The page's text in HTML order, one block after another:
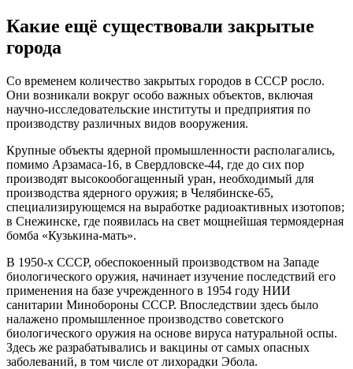
Какие ещё существовали закрытые
города
Со временем количество закрытых городов в СССР росло.
Они возникали вокруг особо важных объектов, включая
научно-исследовательские институты и предприятия по
производству различных видов вооружения.
Крупные объекты ядерной промышленности располагались,
помимо Арзамаса-16, в Свердловске-44, где до сих пор
производят высокообогащенный уран, необходимый для
производства ядерного оружия; в Челябинске-65,
специализирующемся на выработке радиоактивных изотопов;
в Снежинске, где появилась на свет мощнейшая термоядерная
бомба «Кузькина-мать».
В 1950-х СССР, обеспокоенный производством на Западе
биологического оружия, начинает изучение последствий его
применения на базе учрежденного в 1954 году НИИ
санитарии Минобороны СССР. Впоследствии здесь было
налажено промышленное производство советского
биологического оружия на основе вируса натуральной оспы.
Здесь же разрабатывались и вакцины от самых опасных
заболеваний, в том числе от лихорадки Эбола.